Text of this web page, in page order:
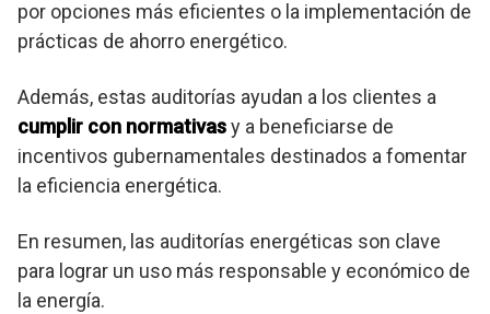
por opciones más eficientes o la implementación de
prácticas de ahorro energético.
Además, estas auditorías ayudan a los clientes a
cumplir con normativasy a beneficiarse de
incentivos gubernamentales destinados a fomentar
la eficiencia energética.
En resumen, las auditorías energéticas son clave
para lograr un uso más responsable y económico de
la energía.